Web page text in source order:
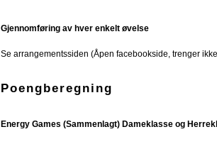
Gjennomføring av hver enkelt øvelse
Se arrangementssiden (Åpen facebookside, trenger
Poengberegning
Energy Games (Sammenlagt) Dameklasse og